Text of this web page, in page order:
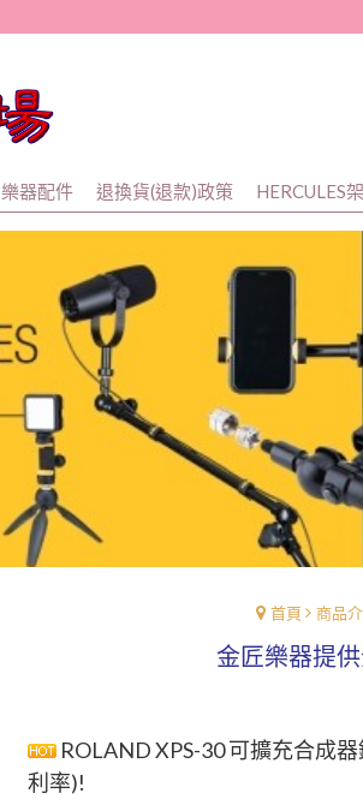
樂器配件 退換貨(退款)政策 HERCULES架
首頁 商品
金匠樂器提供全
ROLAND XPS-30 可擴充合成
利率)!